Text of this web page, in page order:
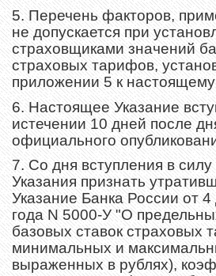
5. Перечень факторов,
не допускается при
страховщиками значений
страховых тарифов,
приложении 5 к
6. Настоящее Указание
истечении 10 дней после
официального
7. Со дня вступления в
Указания признать
Указание Банка России от
года N 5000-У "О
базовых ставок страховых
минимальных и
выраженных в рублях),